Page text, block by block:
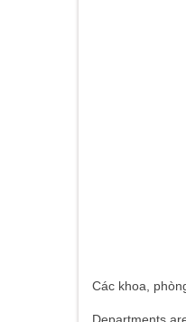
Các khoa,